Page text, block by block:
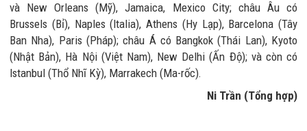
và New Orleans (Mỹ), Jamaica, Mexico City; châu Âu có
Brussels (Bỉ), Naples (Italia), Athens (Hy Lạp), Barcelona (Tây
Ban Nha), Paris (Pháp); châu Á có Bangkok (Thái Lan), Kyoto
(Nhật Bản), Hà Nội (Việt Nam), New Delhi (Ấn Độ); và còn có
Istanbul (Thổ Nhĩ Kỳ), Marrakech (Ma-rốc).
Ni Trần (Tổng hợp)